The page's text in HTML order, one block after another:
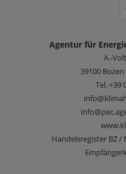
Agentur für
A.-
39100
Tel.+39
Handelsregister BZ /